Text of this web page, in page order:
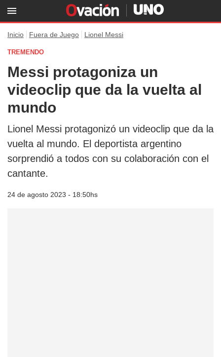
Inicio Fuera de Juego Lionel Messi
TREMENDO
Messi protagoniza un
videoclip que da la vuelta al
mundo
Lionel Messi protagonizó un videoclip que da la
vuelta al mundo. El deportista argentino
sorprendió a todos con su colaboración con el
cantante.
24 de agosto 2023 - 18:50hs